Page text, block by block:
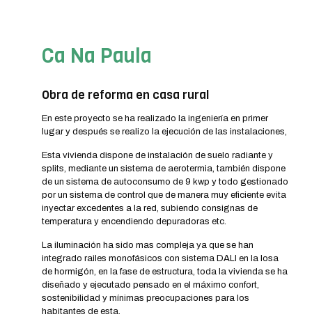
Ca Na Paula
Obra de reforma en casa rural
En este proyecto se ha realizado la ingeniería en primer
lugar y después se realizo la ejecución de las instalaciones,
Esta vivienda dispone de instalación de suelo radiante y
splits, mediante un sistema de aerotermia, también dispone
de un sistema de autoconsumo de 9 kwp y todo gestionado
por un sistema de control que de manera muy eficiente evita
inyectar excedentes a la red, subiendo consignas de
temperatura y encendiendo depuradoras etc.
La iluminación ha sido mas compleja ya que se han
integrado railes monofásicos con sistema DALI en la losa
de hormigón, en la fase de estructura, toda la vivienda se ha
diseñado y ejecutado pensado en el máximo confort,
sostenibilidad y mínimas preocupaciones para los
habitantes de esta.